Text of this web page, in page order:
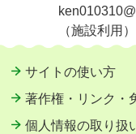
（施設利用）
サイトの使い方
著作権・リンク・
個人情報の取り扱